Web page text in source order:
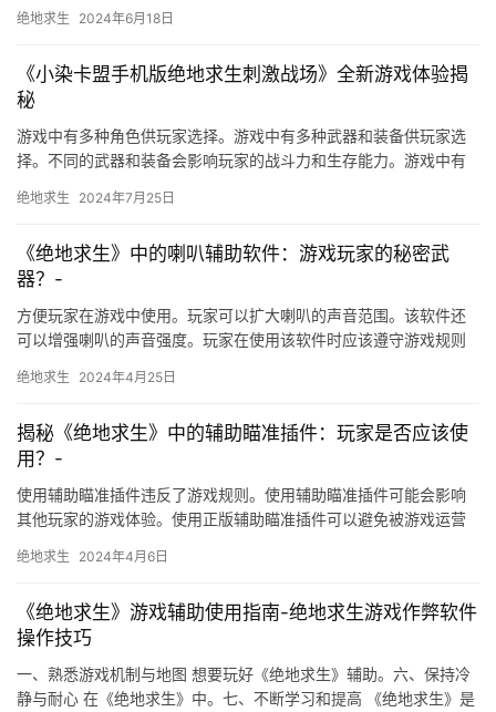
绝地求生 2024年6月18日
《小染卡盟手机版绝地求生刺激战场》全新游戏体验揭
秘
游戏中有多种角色供玩家选择。游戏中有多种武器和装备供玩家选
择。不同的武器和装备会影响玩家的战斗力和生存能力。游戏中有
绝地求生 2024年7月25日
《绝地求生》中的喇叭辅助软件：游戏玩家的秘密武
器？-
方便玩家在游戏中使用。玩家可以扩大喇叭的声音范围。该软件还
可以增强喇叭的声音强度。玩家在使用该软件时应该遵守游戏规则
绝地求生 2024年4月25日
揭秘《绝地求生》中的辅助瞄准插件：玩家是否应该使
用？-
使用辅助瞄准插件违反了游戏规则。使用辅助瞄准插件可能会影响
其他玩家的游戏体验。使用正版辅助瞄准插件可以避免被游戏运营
绝地求生 2024年4月6日
《绝地求生》游戏辅助使用指南-绝地求生游戏作弊软件
操作技巧
一、熟悉游戏机制与地图 想要玩好《绝地求生》辅助。六、保持冷
静与耐心 在《绝地求生》中。七、不断学习和提高 《绝地求生》是